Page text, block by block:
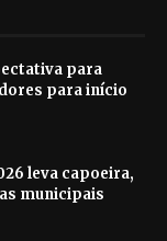
para
para início
leva capoeira,
municipais